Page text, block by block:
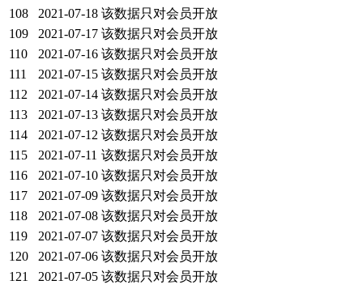
108
2021-07-18 该数据只对会员开放
109
2021-07-17 该数据只对会员开放
110
2021-07-16 该数据只对会员开放
111
2021-07-15 该数据只对会员开放
112
2021-07-14 该数据只对会员开放
113
2021-07-13 该数据只对会员开放
114
2021-07-12 该数据只对会员开放
115
2021-07-11 该数据只对会员开放
116
2021-07-10 该数据只对会员开放
117
2021-07-09 该数据只对会员开放
118
2021-07-08 该数据只对会员开放
119
2021-07-07 该数据只对会员开放
120
2021-07-06 该数据只对会员开放
121
2021-07-05 该数据只对会员开放